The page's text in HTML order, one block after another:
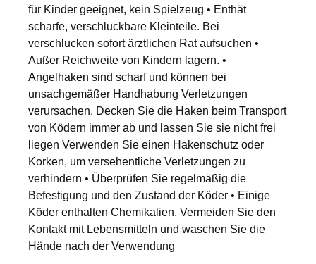
für Kinder geeignet, kein Spielzeug • Enthät
scharfe, verschluckbare Kleinteile. Bei
verschlucken sofort ärztlichen Rat aufsuchen •
Außer Reichweite von Kindern lagern. •
Angelhaken sind scharf und können bei
unsachgemäßer Handhabung Verletzungen
verursachen. Decken Sie die Haken beim Transport
von Ködern immer ab und lassen Sie sie nicht frei
liegen Verwenden Sie einen Hakenschutz oder
Korken, um versehentliche Verletzungen zu
verhindern • Überprüfen Sie regelmäßig die
Befestigung und den Zustand der Köder • Einige
Köder enthalten Chemikalien. Vermeiden Sie den
Kontakt mit Lebensmitteln und waschen Sie die
Hände nach der Verwendung